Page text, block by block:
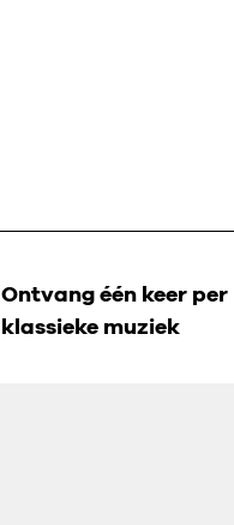
Ontvang één keer
klassieke muziek